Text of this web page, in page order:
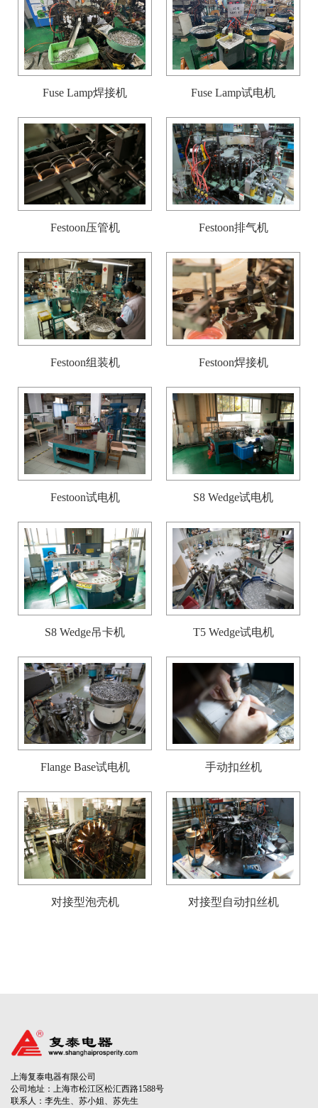
Fuse Lamp焊接机 Fuse Lamp试电机
Festoon压管机 Festoon排气机
Festoon组装机 Festoon焊接机
Festoon试电机 S8 Wedge试电机
S8 Wedge吊卡机 T5 Wedge试电机
Flange Base试电机 手动扣丝机
对接型泡壳机 对接型自动扣丝机
上海复泰电器有限公司
公司地址：上海市松江区松汇西路1588号
联系人：李先生、苏小姐、苏先生